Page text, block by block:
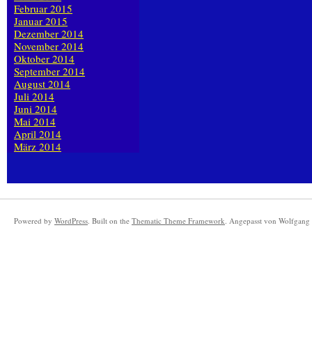
Februar 2015
Januar 2015
Dezember 2014
November 2014
Oktober 2014
September 2014
August 2014
Juli 2014
Juni 2014
Mai 2014
April 2014
März 2014
Powered by WordPress. Built on the Thematic Theme Framework. Angepasst von